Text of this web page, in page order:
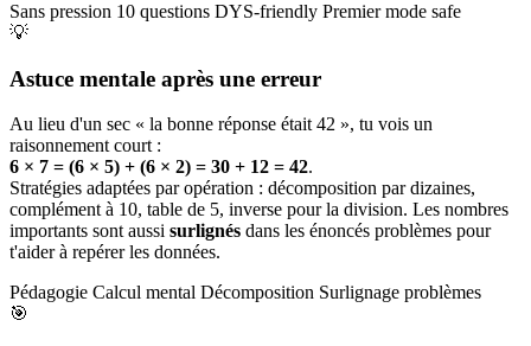
Sans pression 10 questions DYS-friendly Premier mode safe
💡
Astuce mentale après une erreur
Au lieu d'un sec « la bonne réponse était 42 », tu vois un
raisonnement court :
6 × 7 = (6 × 5) + (6 × 2) = 30 + 12 = 42.
Stratégies adaptées par opération : décomposition par dizaines,
complément à 10, table de 5, inverse pour la division. Les nombres
importants sont aussi surlignés dans les énoncés problèmes pour
t'aider à repérer les données.
Pédagogie Calcul mental Décomposition Surlignage problèmes
🎯